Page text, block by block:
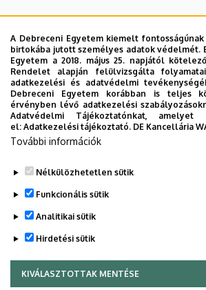
A Debreceni Egyetem kiemelt
birtokába jutott személyes adatok védelmét.
Egyetem a 2018. május 25. napjától
Rendelet alapján felülvizsgálta
adatkezelési és adatvédelmi
Debreceni Egyetem korábban is teljes
érvényben lévő adatkezelési
Adatvédelmi Tájékoztatónkat,
el: Adatkezelési tájékoztató. DE Kancellária
További információk
Nélkülözhetetlen sütik
Funkcionális sütik
Analitikai sütik
Hirdetési sütik
KIVÁLASZTOTTAK MENTÉSE
WITHDRAW CONSENT